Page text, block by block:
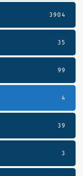
3904
35
99
4
39
3